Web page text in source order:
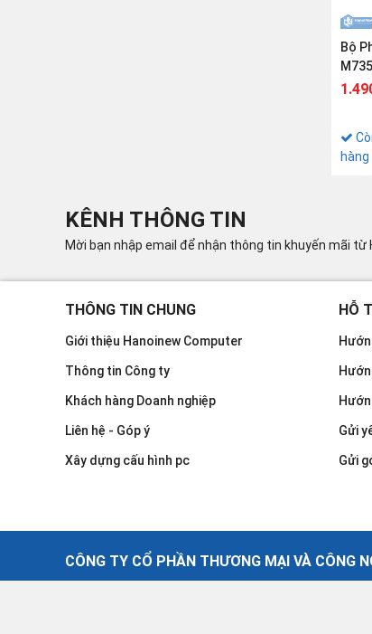
Bộ
hàng
KÊNH THÔNG TIN
Mời bạn nhập email để nhận thông tin khuyến mãi từ
THÔNG TIN CHUNG
Giới thiệu Hanoinew Computer
Thông tin Công ty
Khách hàng Doanh nghiệp
Liên hệ - Góp ý
Xây dựng cấu hình pc
HỖ
Gửi
Gửi
CÔNG TY CỔ PHẦN THƯƠNG MẠI VÀ CÔNG